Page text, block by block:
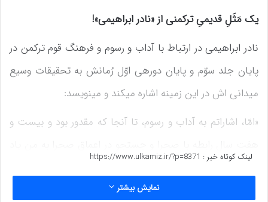
یک مَثَلِ قدیمیِ ترکمنی از «نادر ابراهیمی»!
نادر ابراهیمی در ارتباط با آداب و رسوم و فرهنگ قوم ترکمن در
پایان جلد سوّم و پایان دوره‏ی اوّل رُمانش به تحقیقات وسیع
میدانی ‏اش در این زمینه اشاره می‏کند و می‏نویسد:
«امّا، اشاراتم به آداب و رسوم، تا آن‏جا که مقدور بود و بیست و
شد که ادّعا کرد: ما چنین آداب و سنّت‏ هایی نداشته ‏ایم؛ باید
لینک کوتاه خبر : https://www.ulkamiz.ir/?p=8371
نمایش بیشتر